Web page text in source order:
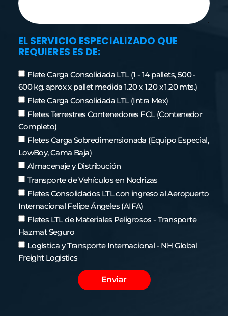
EL SERVICIO ESPECIALIZADO QUE
REQUIERES ES DE:
Flete Carga Consolidada LTL (1 - 14 pallets, 500 -
600 kg. aprox x pallet medida 1.20 x 1.20 x 1.20 mts.)
Flete Carga Consolidada LTL (Intra Mex)
Fletes Terrestres Contenedores FCL (Contenedor
Completo)
Fletes Carga Sobredimensionada (Equipo Especial,
LowBoy, Cama Baja)
Almacenaje y Distribución
Transporte de Vehículos en Nodrizas
Fletes Consolidados LTL con ingreso al Aeropuerto
Internacional Felipe Ángeles (AIFA)
Fletes LTL de Materiales Peligrosos - Transporte
Hazmat Seguro
Logística y Transporte Internacional - NH Global
Freight Logistics
Enviar